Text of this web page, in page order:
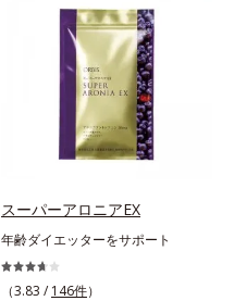
スーパーアロニアEX
年齢ダイエッターをサポート
（3.83 / 146件）